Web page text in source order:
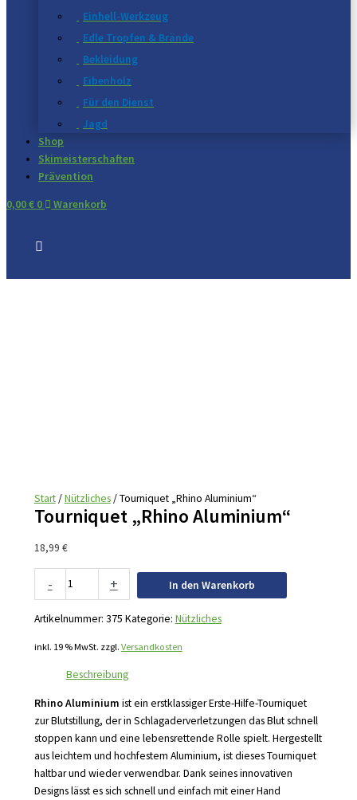
Einhell-Werkzeug
Edle Tropfen & Brände
Bekleidung
Eibenholz
Für den Dienst
Jagd
Shop
Skimeisterschaften
Prävention
0,00€ 0 Warenkorb
Start/Nützliches/ Tourniquet „Rhino Aluminium“
Tourniquet „Rhino Aluminium“
18,99 €
- + In den Warenkorb
Artikelnummer: 375 Kategorie: Nützliches
inkl. 19 % MwSt. zzgl. Versandkosten
Beschreibung
Rhino Aluminium ist ein erstklassiger Erste-Hilfe-Tourniquet
zur Blutstillung, der in Schlagaderverletzungen das Blut schnell
stoppen kann und eine lebensrettende Rolle spielt. Hergestellt
aus leichtem und hochfestem Aluminium, ist dieses Tourniquet
haltbar und wieder verwendbar. Dank seines innovativen
Designs lässt es sich schnell und einfach mit einer Hand